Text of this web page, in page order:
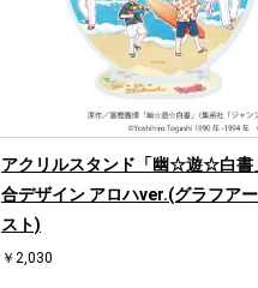
アクリルスタンド「幽☆遊☆白書
合デザイン アロハver.(グラフア
スト)
￥2,030